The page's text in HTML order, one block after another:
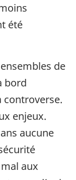
été
de
bord
controverse.
enjeux.
aucune
aux